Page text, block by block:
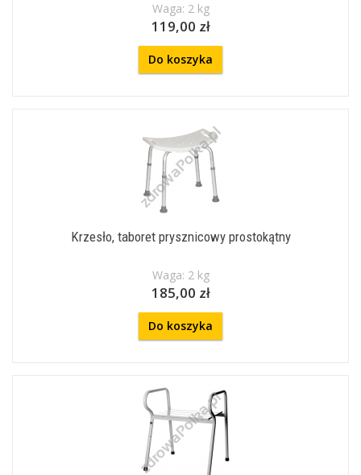
Waga: 2 kg
119,00 zł
Do koszyka
Krzesło, taboret prysznicowy prostokątny
Waga: 2 kg
185,00 zł
Do koszyka